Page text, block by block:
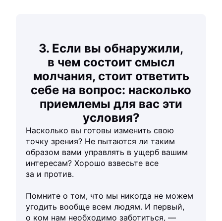
3. Если вы обнаружили,
в чем состоит смысл
молчания, стоит ответить
себе на вопрос: насколько
приемлемы для вас эти
условия?
Насколько вы готовы изменить свою
точку зрения? Не пытаются ли таким
образом вами управлять в ущерб вашим
интересам? Хорошо взвесьте все
за и против.
Помните о том, что мы никогда не можем
угодить вообще всем людям. И первый,
о ком нам необходимо заботиться, —